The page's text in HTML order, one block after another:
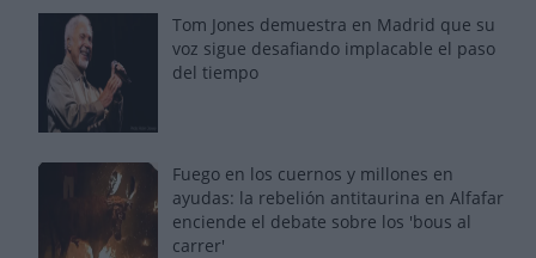
Tom Jones demuestra en Madrid que su
voz sigue desafiando implacable el paso
del tiempo
Fuego en los cuernos y millones en
ayudas: la rebelión antitaurina en Alfafar
enciende el debate sobre los 'bous al
carrer'